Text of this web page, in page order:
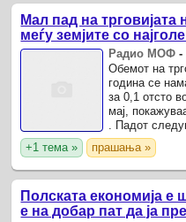
Мал пад на
меѓу земјите со
Радио МОФ -
Обемот на
година се
за 0,1 отсто
мај,
. Падот
кога
отсто во ...
+1 тема » прашања »
Полската економија е
е на добар пат да ја